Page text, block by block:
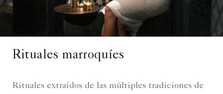
Rituales marroquíes
Rituales extraídos de las múltiples tradiciones de